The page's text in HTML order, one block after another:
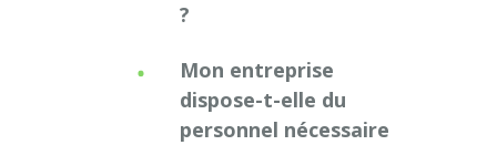
?
Mon entreprise
dispose-t-elle du
personnel nécessaire